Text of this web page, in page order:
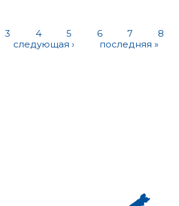
3 4 5 6 7
8
следующая › последняя »